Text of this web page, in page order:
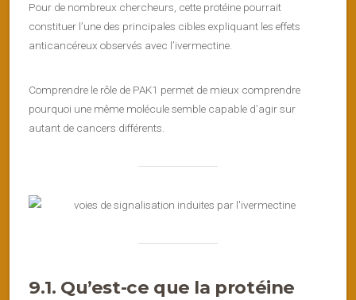
Pour de nombreux chercheurs, cette protéine pourrait
constituer l’une des principales cibles expliquant les effets
anticancéreux observés avec l’ivermectine.
Comprendre le rôle de PAK1 permet de mieux comprendre
pourquoi une même molécule semble capable d’agir sur
autant de cancers différents.
9.1. Qu’est-ce que la protéine